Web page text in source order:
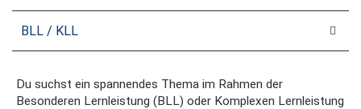
BLL / KLL
Du suchst ein spannendes Thema im Rahmen der
Besonderen Lernleistung (BLL) oder Komplexen Lernleistung